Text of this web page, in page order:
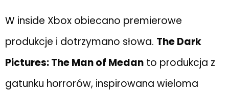
W inside Xbox obiecano premierowe
produkcje i dotrzymano słowa. The Dark
Pictures: The Man of Medan to produkcja z
gatunku horrorów, inspirowana wieloma